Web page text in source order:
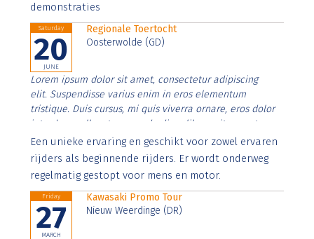
demonstraties
Saturday
20
JUNE
Regionale Toertocht
Oosterwolde (GD)
Lorem ipsum dolor sit amet, consectetur adipiscing
elit. Suspendisse varius enim in eros elementum
tristique. Duis cursus, mi quis viverra ornare, eros dolor
interdum nulla, ut commodo diam libero vitae erat.
Aenean faucibus nibh et justo cursus id rutrum lorem
imperdiet. Nunc ut sem vitae risus tristique posuere.
Een unieke ervaring en geschikt voor zowel ervaren
rijders als beginnende rijders. Er wordt onderweg
regelmatig gestopt voor mens en motor.
Friday
27
MARCH
Kawasaki Promo Tour
Nieuw Weerdinge (DR)